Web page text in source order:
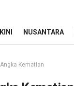
NUSANTARA
Angka Kematian